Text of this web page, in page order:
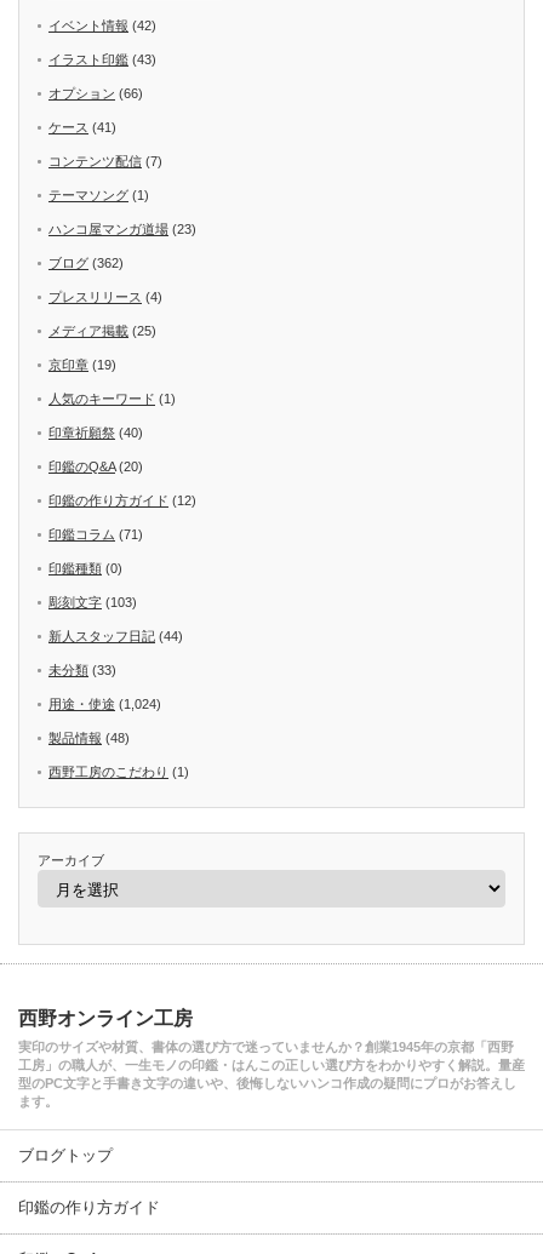
イベント情報 (42)
イラスト印鑑 (43)
オプション (66)
ケース (41)
コンテンツ配信 (7)
テーマソング (1)
ハンコ屋マンガ道場 (23)
ブログ (362)
プレスリリース (4)
メディア掲載 (25)
京印章 (19)
人気のキーワード (1)
印章祈願祭 (40)
印鑑のQ&A(20)
印鑑の作り方ガイド (12)
印鑑コラム (71)
印鑑種類 (0)
彫刻文字 (103)
新人スタッフ日記 (44)
未分類 (33)
用途・使途 (1,024)
製品情報 (48)
西野工房のこだわり (1)
アーカイブ
西野オンライン工房
実印のサイズや材質、書体の選び方で迷っていませんか？創業1945年の京都「西野
工房」の職人が、一生モノの印鑑・はんこの正しい選び方をわかりやすく解説。量産
型のPC文字と手書き文字の違いや、後悔しないハンコ作成の疑問にプロがお答えし
ます。
ブログトップ
印鑑の作り方ガイド